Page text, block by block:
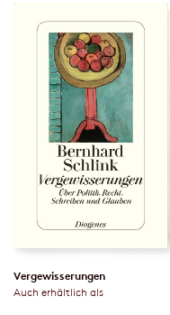
Vergewisserungen
Auch erhältlich als